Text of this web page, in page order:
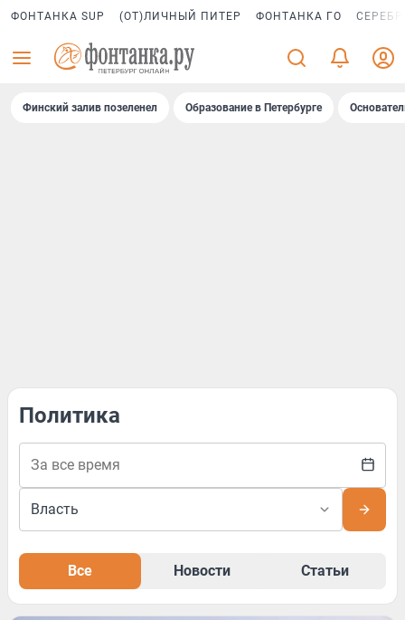
ФОНТАНКА SUP (ОТ)ЛИЧНЫЙ ПИТЕР ФОНТАНКА ГО
Финский залив позеленел Образование в Петербурге
Политика
Все Новости Статьи